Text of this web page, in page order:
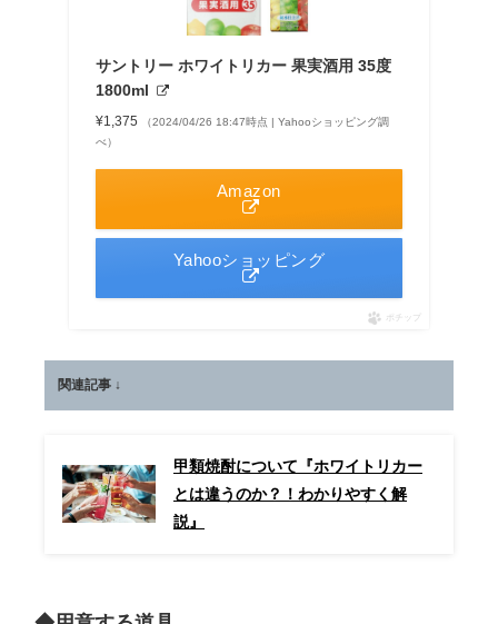
サントリー ホワイトリカー 果実酒用 35度
1800ml
¥1,375
（2024/04/26 18:47時点 | Yahooショッピング調
べ）
Amazon
Yahooショッピング
ポチップ
関連記事 ↓
甲類焼酎について『ホワイトリカー
とは違うのか？！わかりやすく解
説』